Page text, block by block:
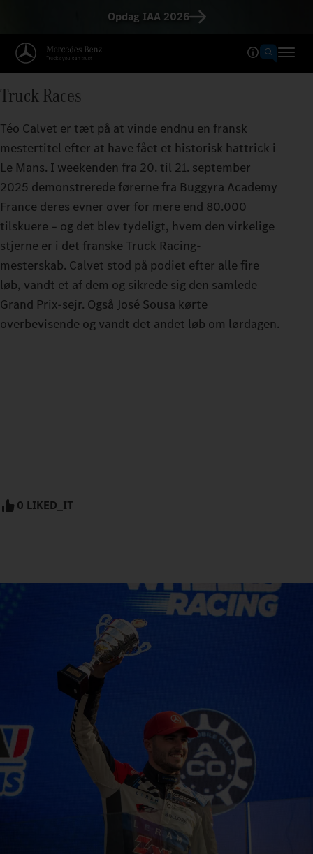
Opdag IAA 2026
Truck Races
Téo Calvet er tæt på at vinde endnu en fransk
mestertitel efter at have fået et historisk hattrick i
Le Mans. I weekenden fra 20. til 21. september
2025 demonstrerede førerne fra Buggyra Academy
France deres evner over for mere end 80.000
tilskuere – og det blev tydeligt, hvem den virkelige
stjerne er i det franske Truck Racing-
mesterskab. Calvet stod på podiet efter alle fire
løb, vandt et af dem og sikrede sig den samlede
Grand Prix-sejr. Også José Sousa kørte
overbevisende og vandt det andet løb om lørdagen.
0 LIKED_IT